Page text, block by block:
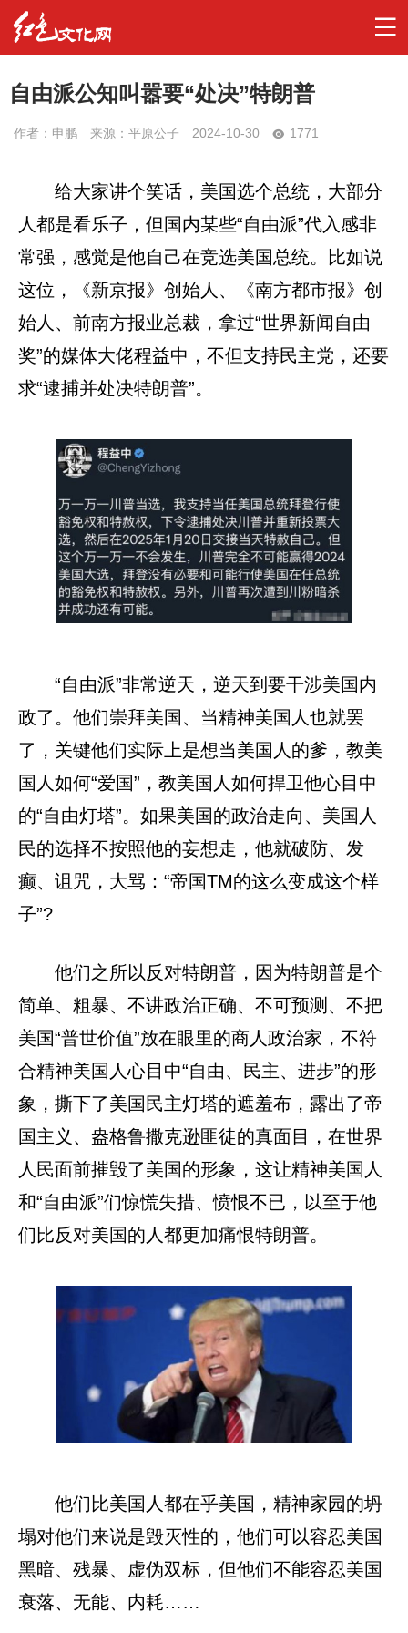
自由派公知叫嚣要“处决”特朗普
作者： 申鹏 来源：平原公子 2024-10-30 1771
给大家讲个笑话，美国选个总统，大部分
人都是看乐子，但国内某些“自由派”代入感非
常强，感觉是他自己在竞选美国总统。比如说
这位，《新京报》创始人、《南方都市报》创
始人、前南方报业总裁，拿过“世界新闻自由
奖”的媒体大佬程益中，不但支持民主党，还要
求“逮捕并处决特朗普”。
“自由派”非常逆天，逆天到要干涉美国内
政了。他们崇拜美国、当精神美国人也就罢
了，关键他们实际上是想当美国人的爹，教美
国人如何“爱国”，教美国人如何捍卫他心目中
的“自由灯塔”。如果美国的政治走向、美国人
民的选择不按照他的妄想走，他就破防、发
癫、诅咒，大骂：“帝国TM的这么变成这个样
子”?
他们之所以反对特朗普，因为特朗普是个
简单、粗暴、不讲政治正确、不可预测、不把
美国“普世价值”放在眼里的商人政治家，不符
合精神美国人心目中“自由、民主、进步”的形
象，撕下了美国民主灯塔的遮羞布，露出了帝
国主义、盎格鲁撒克逊匪徒的真面目，在世界
人民面前摧毁了美国的形象，这让精神美国人
和“自由派”们惊慌失措、愤恨不已，以至于他
们比反对美国的人都更加痛恨特朗普。
他们比美国人都在乎美国，精神家园的坍
塌对他们来说是毁灭性的，他们可以容忍美国
黑暗、残暴、虚伪双标，但他们不能容忍美国
衰落、无能、内耗……